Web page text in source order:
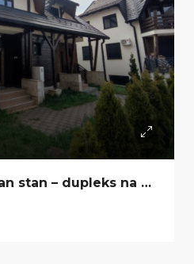
​Na prodaju trosoban stan – dupleks na Zlatiboru u naselju ,,Jelena Anžujska“